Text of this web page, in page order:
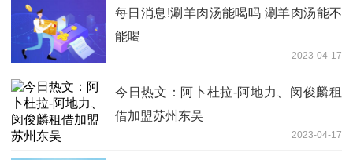
每日消息!涮羊肉汤能喝吗 涮羊肉汤能不
能喝
2023-04-17
今日热文：阿卜杜拉-阿地力、闵俊麟租
借加盟苏州东吴
2023-04-17